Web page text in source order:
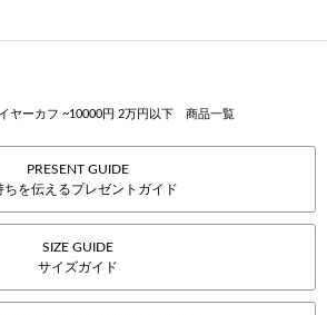
イヤーカフ ~10000円 2万円以下 商品一覧
PRESENT GUIDE
ちを伝えるプレゼントガイド
SIZE GUIDE
サイズガイド